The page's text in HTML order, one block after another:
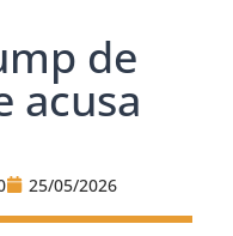
de
acusa
25/05/2026